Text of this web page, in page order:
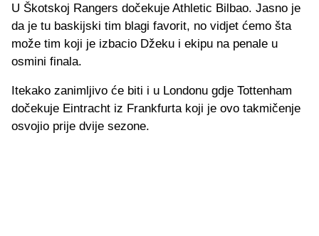
U Škotskoj Rangers dočekuje Athletic Bilbao. Jasno je
da je tu baskijski tim blagi favorit, no vidjet ćemo šta
može tim koji je izbacio Džeku i ekipu na penale u
osmini finala.
Itekako zanimljivo će biti i u Londonu gdje Tottenham
dočekuje Eintracht iz Frankfurta koji je ovo takmičenje
osvojio prije dvije sezone.